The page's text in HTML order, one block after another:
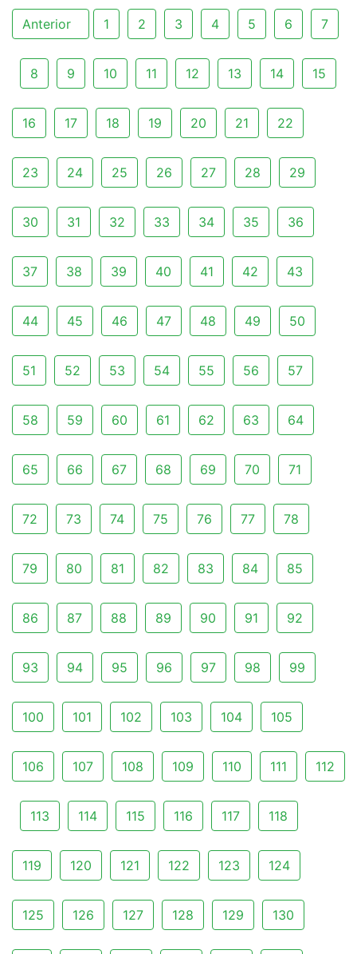
Anterior 1 2 3 4 5 6 7
8 9 10 11 12 13 14 15
16 17 18 19 20 21 22
23 24 25 26 27 28 29
30 31 32 33 34 35 36
37 38 39 40 41 42 43
44 45 46 47 48 49 50
51 52 53 54 55 56 57
58 59 60 61 62 63 64
65 66 67 68 69 70 71
72 73 74 75 76 77 78
79 80 81 82 83 84 85
86 87 88 89 90 91 92
93 94 95 96 97 98 99
100 101 102 103 104 105
106 107 108 109 110 111 112
113 114 115 116 117 118
119 120 121 122 123 124
125 126 127 128 129 130